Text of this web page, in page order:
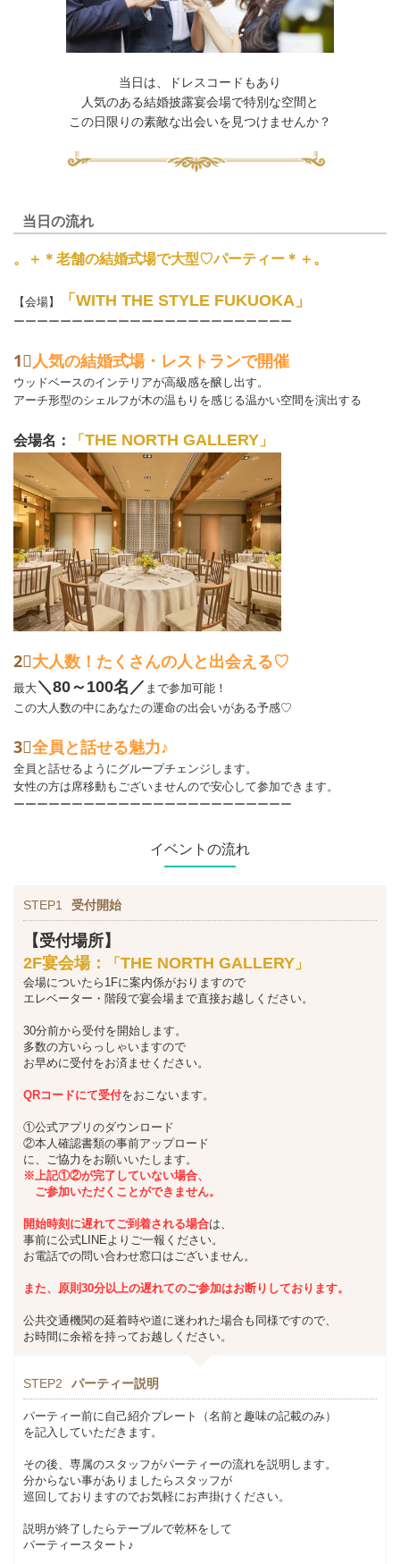
​​​​当日は、ドレスコードもあり
人気のある結婚披露宴会場で特別な空間と
この日限りの素敵な出会いを見つけませんか？
当日の流れ
。＋＊老舗の結婚式場で大型♡パーティー＊＋。
【会場】 「WITH THE STYLE FUKUOKA」
ーーーーーーーーーーーーーーーーーーーーーーーー
1⃣ 人気の結婚式場・レストランで開催
ウッドベースのインテリアが高級感を醸し出す。
アーチ形型のシェルフが木の温もりを感じる温かい空間を演出する
会場名： 「 THE NORTH GALLERY 」
2⃣大人数！たくさんの人と出会える♡
最大＼80～100名 ／ まで参加可能！
この大人数の中にあなたの運命の出会いがある予感♡
3⃣全員と話せる魅力♪
全員と話せるようにグループチェンジします。
女性の方は席移動もございませんので安心して参加できます。
ーーーーーーーーーーーーーーーーーーーーーーーー
イベントの流れ
STEP1 受付開始
【受付場所】
2F宴会場：
「 THE NORTH GALLERY 」
会場についたら1Fに案内係がおりますので
エレベーター・階段で宴会場まで直接お越しください。
30分前から受付を開始します。
多数の方いらっしゃいますので
お早めに受付をお済ませください。
QRコードにて受付をおこないます。
①公式アプリのダウンロード
②本人確認書類の事前アップロード
に、ご協力をお願いいたします。
※上記①②が完了していない場合、
ご参加いただくことができません。
開始時刻に遅れてご到着される場合は、
事前に公式LINE よりご一報ください。
お電話での問い合わせ窓口はございません。
また、 原則30分以上の遅れてのご参加はお断りしております。
公共交通機関の延着時や道に迷われた場合も同様ですので、
お時間に余裕を持ってお越しください。
STEP2 パーティー説明
パーティー前に自己紹介プレート（名前と趣味の記載のみ）
を記入していただきます。
その後、専属のスタッフがパーティーの流れを説明します。
分からない事がありましたらスタッフが
巡回しておりますのでお気軽にお声掛けください。
説明が終了したらテーブルで乾杯をして
パーティースタート♪